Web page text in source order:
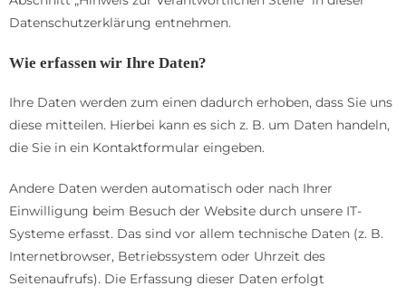
Datenschutzerklärung entnehmen.
Wie erfassen wir Ihre Daten?
Ihre Daten werden zum einen dadurch erhoben, dass Sie uns
diese mitteilen. Hierbei kann es sich z. B. um Daten handeln,
die Sie in ein Kontaktformular eingeben.
Andere Daten werden automatisch oder nach Ihrer
Einwilligung beim Besuch der Website durch unsere IT-
Systeme erfasst. Das sind vor allem technische Daten (z. B.
Internetbrowser, Betriebssystem oder Uhrzeit des
Seitenaufrufs). Die Erfassung dieser Daten erfolgt